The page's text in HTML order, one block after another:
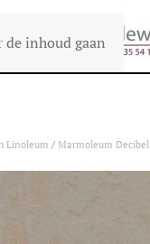
de inhoud gaan
Linoleum / Marmoleum Decibel